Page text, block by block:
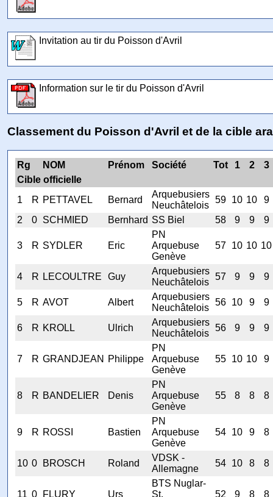
Invitation au tir du Poisson d'Avril
Information sur le tir du Poisson d'Avril
Classement du Poisson d'Avril et de la cible
Rg NOM Prénom Société Tot 1 2
3
Cible officielle
1
R PETTAVEL Bernard
Arquebusiers
Neuchâtelois
59 10 10
9
2
0 SCHMIED Bernhard SS Biel 58 9 9 9
3 R SYDLER Eric
PN
Arquebuse
Genève
57 10 10 10
4 R LECOULTRE Guy
Arquebusiers
Neuchâtelois
57 9 9 9
5 R AVOT Albert
Arquebusiers
Neuchâtelois
56 10 9 9
6 R KROLL Ulrich
Arquebusiers
Neuchâtelois
56 9 9 9
7 R GRANDJEAN Philippe
PN
Arquebuse
Genève
55 10 10 9
8 R BANDELIER Denis
PN
Arquebuse
Genève
55 8 8 8
9 R ROSSI Bastien
PN
Arquebuse
Genève
54 10 9 8
10 0 BROSCH Roland
VDSK -
Allemagne
54 10 8 8
11 0 FLURY Urs
BTS Nuglar-
St.
52 9 8 8